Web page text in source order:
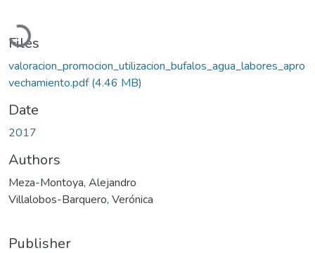
Loading...
Files
valoracion_promocion_utilizacion_bufalos_agua_labores_apro
vechamiento.pdf(4.46 MB)
Date
2017
Authors
Meza-Montoya, Alejandro
Villalobos-Barquero, Verónica
Publisher